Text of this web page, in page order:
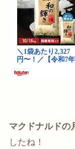
マクドナルドの
したね！